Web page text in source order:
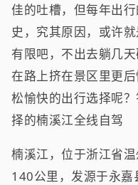
佳的吐槽，但每年出
史，究其原因，或许
有限吧，不出去躺几
在路上挤在景区里更
松愉快的出行选择呢
择的楠溪江全线自驾
楠溪江，位于浙江省
140公里，发源于永